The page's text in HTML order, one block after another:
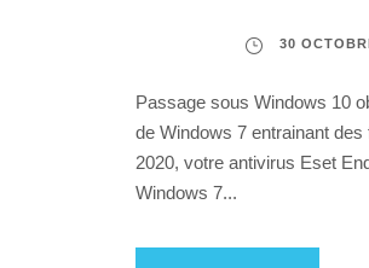
30
Passage sous Windows 10
de Windows 7 entrainant
2020, votre antivirus Eset
Windows 7...